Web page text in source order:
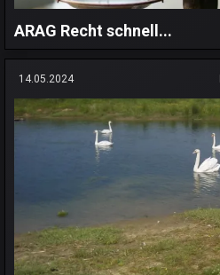
ARAG Recht schnell...
14.05.2024